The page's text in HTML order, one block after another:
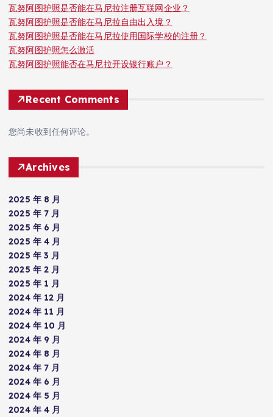
瓦努阿图护照是否能在马尼拉注册互联网企业？
瓦努阿图护照是否能在马尼拉自由出入境？
瓦努阿图护照是否能在马尼拉使用国际学校的注册？
瓦努阿图护照怎么激活
瓦努阿图护照能否在马尼拉开设银行账户？
Recent Comments
您尚未收到任何评论。
Archives
2025 年 8 月
2025 年 7 月
2025 年 6 月
2025 年 4 月
2025 年 3 月
2025 年 2 月
2025 年 1 月
2024 年 12 月
2024 年 11 月
2024 年 10 月
2024 年 9 月
2024 年 8 月
2024 年 7 月
2024 年 6 月
2024 年 5 月
2024 年 4 月